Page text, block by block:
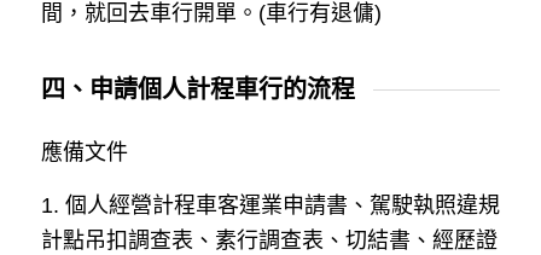
間，就回去車行開單。(車行有退傭)
四、申請個人計程車行的流程
應備文件
1. 個人經營計程車客運業申請書、駕駛執照違規
計點吊扣調查表、素行調查表、切結書、經歷證